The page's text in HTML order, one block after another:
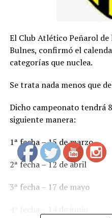
El Club Atlético Peñarol de
Bulnes, confirmó el
categorías que nuclea.
Se trata nada menos que
Dicho campeonato tendrá
siguiente manera:
1ª fecha – 15 de marzo
2ª fecha – 12 de abril
3ª fecha – 17 de mayo